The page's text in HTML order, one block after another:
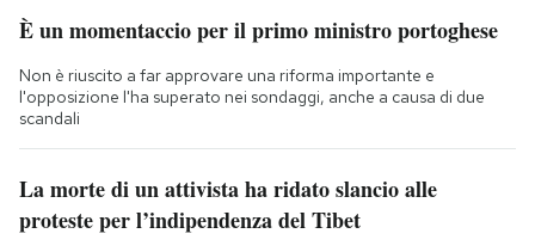
È un momentaccio per il primo ministro portoghese
Non è riuscito a far approvare una riforma importante e
l'opposizione l'ha superato nei sondaggi, anche a causa di due
scandali
La morte di un attivista ha ridato slancio alle
proteste per l’indipendenza del Tibet